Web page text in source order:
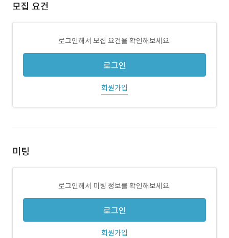
모집 요건
로그인해서 모집 요건을 확인해보세요.
로그인
회원가입
미팅
로그인해서 미팅 정보를 확인해보세요.
로그인
회원가입